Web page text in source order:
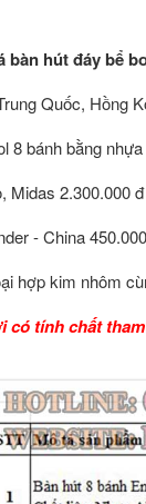
bàn hút đáy bể
Quốc, Hồng
8 bánh bằng
Midas 2.300.000
- China
hợp kim nhôm
có tính chất